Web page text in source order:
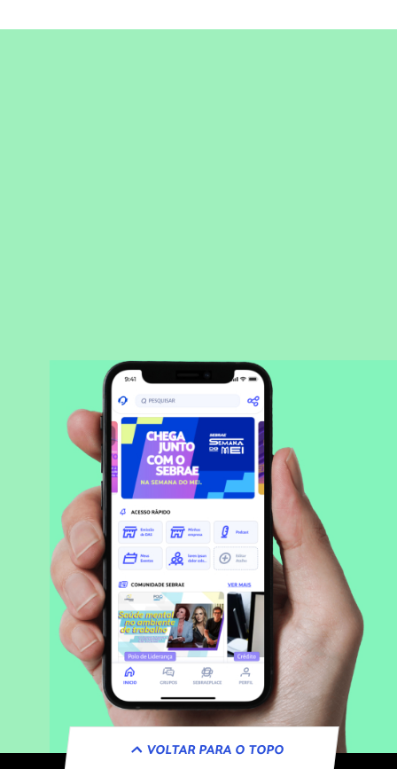
VOLTAR PARA O TOPO